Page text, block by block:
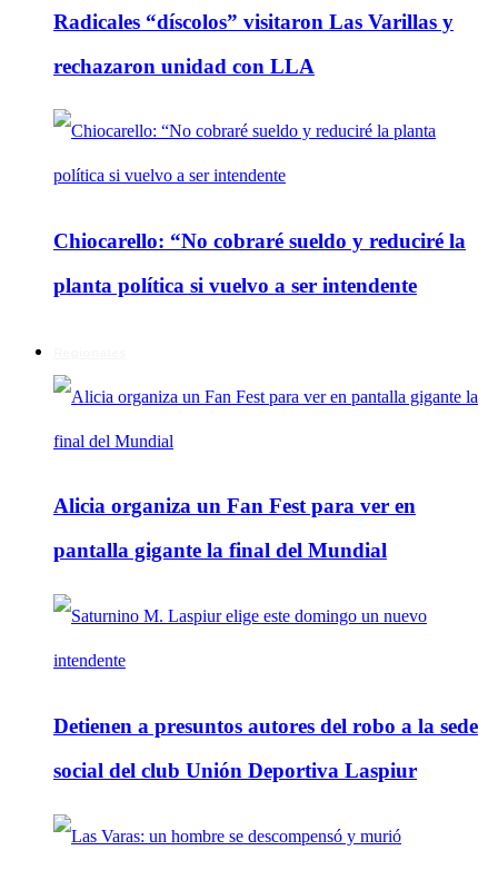
Radicales “díscolos” visitaron Las Varillas y
rechazaron unidad con LLA
Chiocarello: “No cobraré sueldo y reduciré la
planta política si vuelvo a ser intendente
Alicia organiza un Fan Fest para ver en
pantalla gigante la final del Mundial
Detienen a presuntos autores del robo a la sede
social del club Unión Deportiva Laspiur